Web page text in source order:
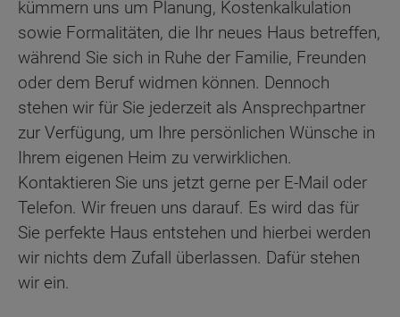
kümmern uns um Planung, Kostenkalkulation
sowie Formalitäten, die Ihr neues Haus betreffen,
während Sie sich in Ruhe der Familie, Freunden
oder dem Beruf widmen können. Dennoch
stehen wir für Sie jederzeit als Ansprechpartner
zur Verfügung, um Ihre persönlichen Wünsche in
Ihrem eigenen Heim zu verwirklichen.
Kontaktieren Sie uns jetzt gerne per E-Mail oder
Telefon. Wir freuen uns darauf. Es wird das für
Sie perfekte Haus entstehen und hierbei werden
wir nichts dem Zufall überlassen. Dafür stehen
wir ein.